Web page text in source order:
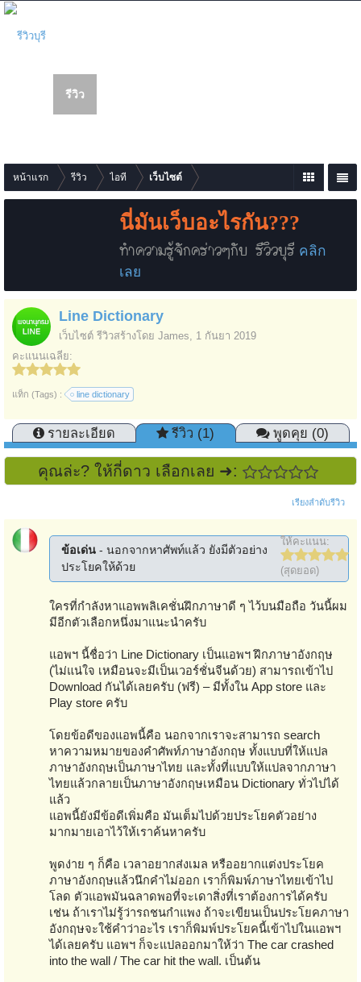
หน้าแรก รีวิว ไอที เว็บไซต์
นี่มันเว็บอะไรกัน???
ทำความรู้จักคร่าวๆกับ รีวิวบุรี คลิก
เลย
Line Dictionary
เว็บไซต์ รีวิวสร้างโดย James, 1 กันยา 2019
คะแนนเฉลี่ย:
แท็ก (Tags) : line dictionary
รายละเอียด รีวิว (1) พูดคุย (0)
คุณล่ะ? ให้กี่ดาว เลือกเลย ➜:
เรียงลำดับรีวิว
ให้คะแนน:
(สุดยอด)
ข้อเด่น - นอกจากหาศัพท์แล้ว ยังมีตัวอย่าง
ประโยคให้ด้วย
ใครที่กำลังหาแอพพลิเคชั่นฝึกภาษาดี ๆ ไว้บนมือถือ วันนี้ผม
มีอีกตัวเลือกหนึ่งมาแนะนำครับ
แอพฯ นี้ชื่อว่า Line Dictionary เป็นแอพฯ ฝึกภาษาอังกฤษ
(ไม่แน่ใจ เหมือนจะมีเป็นเวอร์ชั่นจีนด้วย) สามารถเข้าไป
Download กันได้เลยครับ (ฟรี) – มีทั้งใน App store และ
Play store ครับ
โดยข้อดีของแอพนี้คือ นอกจากเราจะสามารถ search
หาความหมายของคำศัพท์ภาษาอังกฤษ ทั้งแบบที่ให้แปล
ภาษาอังกฤษเป็นภาษาไทย และทั้งที่แบบให้แปลจากภาษา
ไทยแล้วกลายเป็นภาษาอังกฤษเหมือน Dictionary ทั่วไปได้
แล้ว
แอพนี้ยังมีข้อดีเพิ่มคือ มันเต็มไปด้วยประโยคตัวอย่าง
มากมายเอาไว้ให้เราค้นหาครับ
พูดง่าย ๆ ก็คือ เวลาอยากส่งเมล หรืออยากแต่งประโยค
ภาษาอังกฤษแล้วนึกคำไม่ออก เราก็พิมพ์ภาษาไทยเข้าไป
โลด ตัวแอพมันฉลาดพอที่จะเดาสิ่งที่เราต้องการได้ครับ
เช่น ถ้าเราไม่รู้ว่ารถชนกำแพง ถ้าจะเขียนเป็นประโยคภาษา
อังกฤษจะใช้คำว่าอะไร เราก็พิมพ์ประโยคนี้เข้าไปในแอพฯ
ได้เลยครับ แอพฯ ก็จะแปลออกมาให้ว่า The car crashed
into the wall / The car hit the wall. เป็นต้น
รีวิว